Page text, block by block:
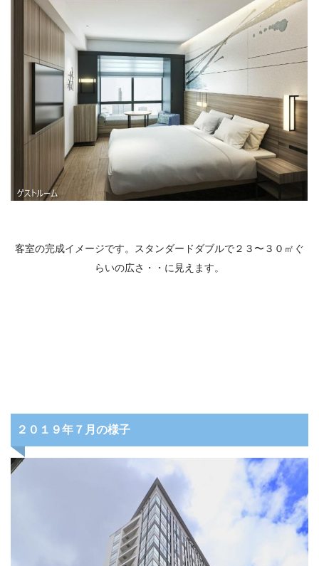
客室の完成イメージです。スタンダードダブルで２３〜３０㎡ぐ
らいの広さ・・に見えます。
２０１９年７月の様子